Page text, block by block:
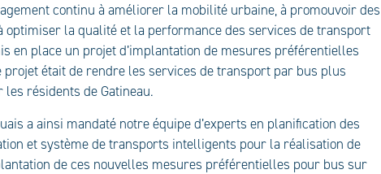
continu à améliorer la mobilité urbaine, à promouvoir des
la qualité et la performance des services de transport
en place un projet d’implantation de mesures préférentielles
projet était de rendre les services de transport par bus plus
résidents de Gatineau.
a ainsi mandaté notre équipe d’experts en planification des
et système de transports intelligents pour la réalisation de
de ces nouvelles mesures préférentielles pour bus sur